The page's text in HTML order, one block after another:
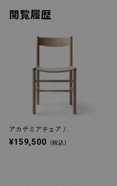
閲覧履歴
アカデミアチェア /...
¥159,500 （税込）